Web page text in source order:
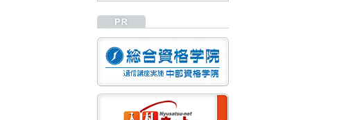
い申し上げます。
から通常通り運営いたし
ます。
2025/12/22
●年末年始に伴う情報更
新停止のお知らせ●